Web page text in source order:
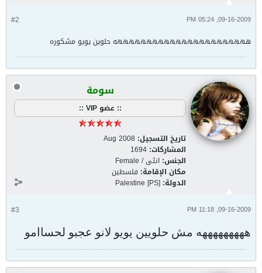
#2 09-16-2009, 05:24 PM
هههههههههههههههههههههههه حلوين يويو مشكوره
سومة
:: عضو VIP ::
تاريخ التسجيل: Aug 2008
المشاركات: 1694
الجنس: انثى / Female
مكان الإقامة: فلسطين
الدولة: Palestine [PS]
#3 09-16-2009, 11:18 PM
هههههههههه مش حلويين يويو لانو عجبو لحساامو